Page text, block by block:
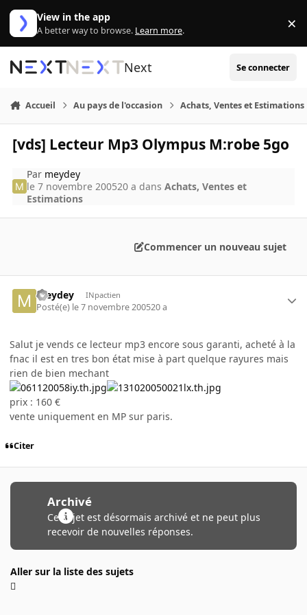
Aller au contenu
View in the app
A better way to browse. Learn more. ×
Next Se connecter
Accueil Au pays de l'occasion Achats, Ventes et Estimations
[vds] Lecteur Mp3 Olympus M:robe 5go
Par meydey
le 7 novembre 200520 a dansAchats, Ventes et
Estimations
Commencer un nouveau sujet
meydey INpactien
Posté(e) le 7 novembre 200520 a
Salut je vends ce lecteur mp3 encore sous garanti, acheté à la
fnac il est en tres bon état mise à part quelque rayures mais
rien de bien mechant
prix : 160 €
vente uniquement en MP sur paris.
Citer
Archivé
Ce sujet est désormais archivé et ne peut plus
recevoir de nouvelles réponses.
Aller sur la liste des sujets